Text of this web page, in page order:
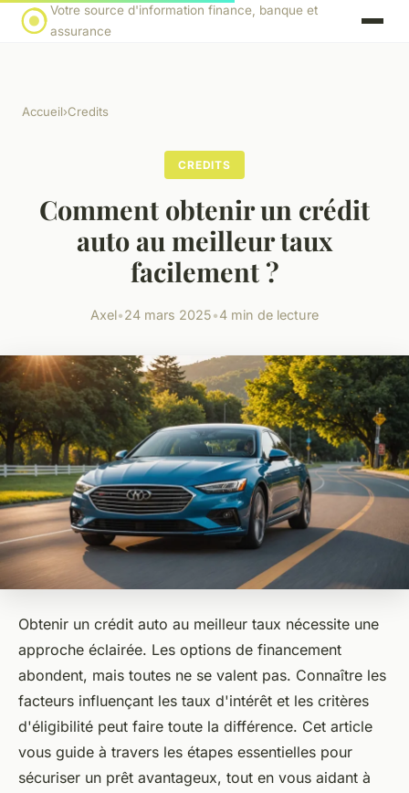
Votre source d'information finance, banque et
assurance
Accueil›Credits
CREDITS
Comment obtenir un crédit
auto au meilleur taux
facilement ?
Axel•24 mars 2025•4 min de lecture
Obtenir un crédit auto au meilleur taux nécessite une
approche éclairée. Les options de financement
abondent, mais toutes ne se valent pas. Connaître les
facteurs influençant les taux d'intérêt et les critères
d'éligibilité peut faire toute la différence. Cet article
vous guide à travers les étapes essentielles pour
sécuriser un prêt avantageux, tout en vous aidant à